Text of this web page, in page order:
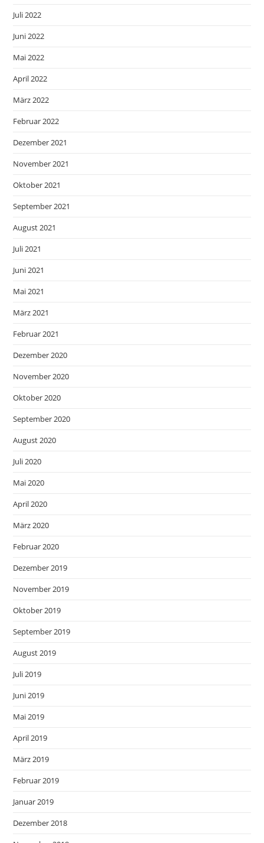
Juli 2022
Juni 2022
Mai 2022
April 2022
März 2022
Februar 2022
Dezember 2021
November 2021
Oktober 2021
September 2021
August 2021
Juli 2021
Juni 2021
Mai 2021
März 2021
Februar 2021
Dezember 2020
November 2020
Oktober 2020
September 2020
August 2020
Juli 2020
Mai 2020
April 2020
März 2020
Februar 2020
Dezember 2019
November 2019
Oktober 2019
September 2019
August 2019
Juli 2019
Juni 2019
Mai 2019
April 2019
März 2019
Februar 2019
Januar 2019
Dezember 2018